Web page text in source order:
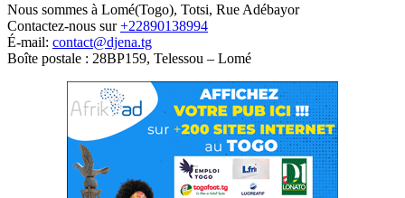
Nous sommes à Lomé(Togo), Totsi, Rue Adébayor
Contactez-nous sur+22890138994
É-mail: contact@djena.tg
Boîte postale : 28BP159, Telessou – Lomé